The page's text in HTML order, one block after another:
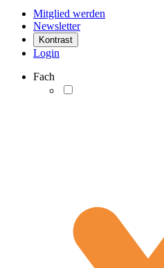
Mitglied werden
Newsletter
Kontrast
Login
Fach